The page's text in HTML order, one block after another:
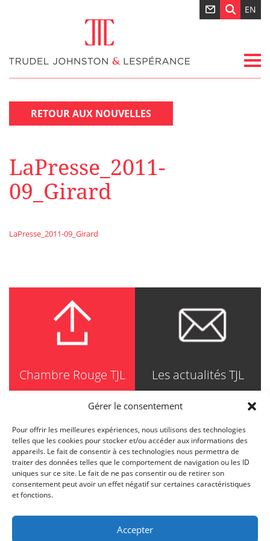
Gérer le consentement
Pour offrir les meilleures expériences, nous utilisons des technologies
telles que les cookies pour stocker et/ou accéder aux informations des
appareils. Le fait de consentir à ces technologies nous permettra de
traiter des données telles que le comportement de navigation ou les ID
uniques sur ce site. Le fait de ne pas consentir ou de retirer son
consentement peut avoir un effet négatif sur certaines caractéristiques
et fonctions.
Accepter
EN
RETOUR AUX NOUVELLES
LaPresse_2011-
09_Girard
LaPresse_2011-09_Girard
Chambre Rouge TJL Les actualités TJL
TRUDEL JOHNSTON & LESPÉRANCE
Avocats / Barristers & Solicitors
750, Côte de la Place d'Armes, Suite 90
Montréal (Quebec) H2Y 2X8
T514 871-8385
1-844-588-8385
info@tjl.quebec